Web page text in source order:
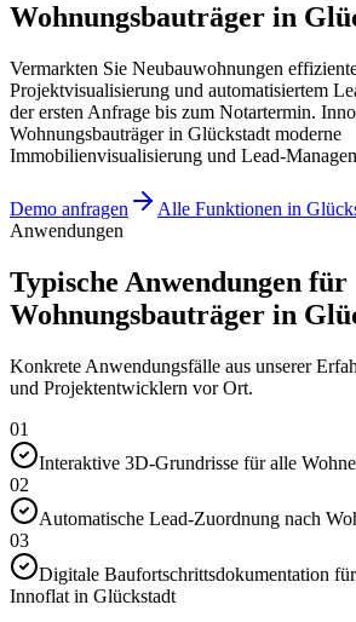
Wohnungsbauträger in
Vermarkten Sie Neubauwohnungen
Projektvisualisierung und automatisiertem
der ersten Anfrage bis zum Notartermin.
Wohnungsbauträger in Glückstadt moderne
Immobilienvisualisierung und Lead-
Demo anfragen
Alle Funktionen in
Anwendungen
Typische Anwendungen für
Wohnungsbauträger in
Konkrete Anwendungsfälle aus unserer
und Projektentwicklern vor Ort.
01
Interaktive 3D-Grundrisse für alle
02
Automatische Lead-Zuordnung nach
03
Digitale Baufortschrittsdokumentation
Innoflat in Glückstadt